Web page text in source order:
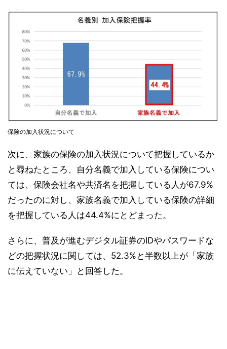
保険の加入状況について
次に、家族の保険の加入状況について把握しているか
と尋ねたところ、自分名義で加入している保険につい
ては、保険会社名や共済名を把握している人が67.9%
だったのに対し、家族名義で加入している保険の詳細
を把握している人は44.4%にとどまった。
さらに、普及が進むデジタル証券のIDやパスワードな
どの把握状況に関しては、52.3%と半数以上が「家族
に伝えていない」と回答した。